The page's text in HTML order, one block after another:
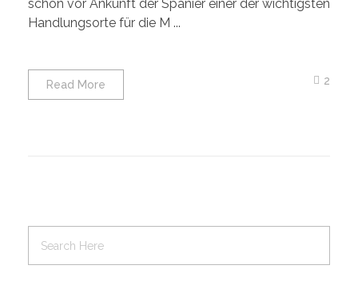
schon vor Ankunft der Spanier einer der wichtigsten
Handlungsorte für die M ...
Read More 2